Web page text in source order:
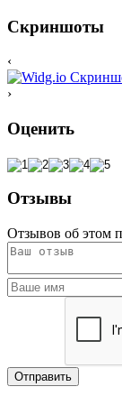
Скриншоты
‹
›
Оценить
Отзывы
Отзывов об этом